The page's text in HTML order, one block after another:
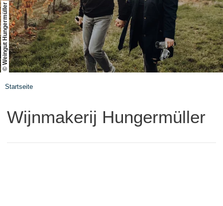
reservering & service
Rheinhessen-Blog kaart
© Weingut Hungermüller
Startseite
Wijnmakerij Hungermüller